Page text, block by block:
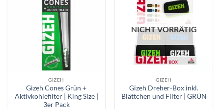
GIZEH
Gizeh Cones Grün +
Aktivkohlefilter | King Size |
3er Pack
NICHT VORRÄTIG
GIZEH
Gizeh Dreher-Box inkl.
Blättchen und Filter | GRÜN